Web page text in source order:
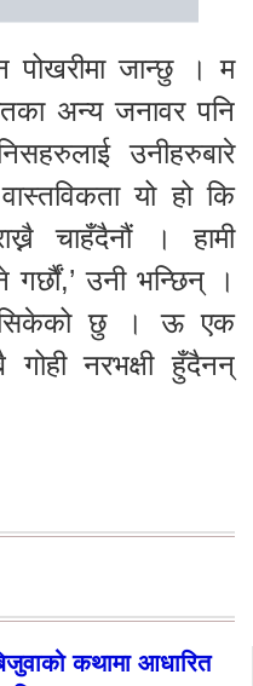
उनी भन्छिन् ।
सिकेको छु । ऊ एक
नरभक्षी हुँदैनन्
कथामा आधारित
निधनपछि उनको इच्छाअनुसार
र राई समुदायमा प्रचलित
म्युजिक भिडियो